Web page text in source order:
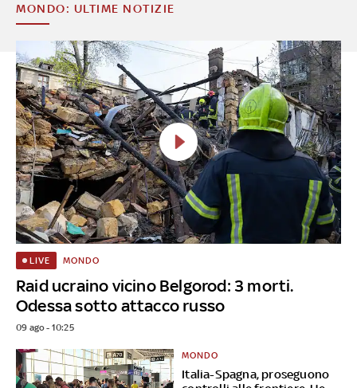
MONDO: ULTIME NOTIZIE
Raid ucraino vicino Belgorod: 3 morti.
Odessa sotto attacco russo
LIVE MONDO
09 ago - 10:25
Italia-Spagna, proseguono
MONDO